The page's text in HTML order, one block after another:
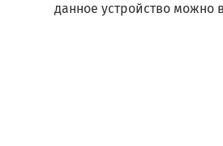
данное устройство можно